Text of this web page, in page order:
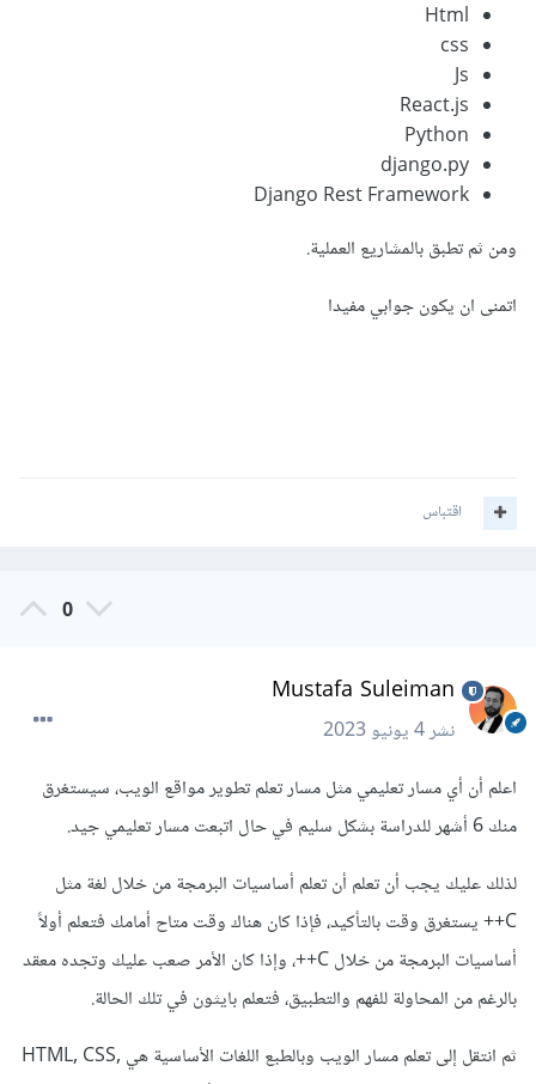
Html
css
Js
React.js
Python
django.py
Django Rest Framework
ومن ثم تطبق بالمشاريع العملية.
اتمنى ان يكون جوابي مفيدا
اقتباس
0
Mustafa Suleiman
نشر4 يونيو 2023
اعلم أن أي مسار تعليمي مثل مسار تعلم تطوير مواقع الويب، سيستغرق
منك 6 أشهر للدراسة بشكل سليم في حال اتبعت مسار تعليمي جيد.
لذلك عليك يجب أن تعلم أن تعلم أساسيات البرمجة من خلال لغة مثل
C++ يستغرق وقت بالتأكيد، فإذا كان هناك وقت متاح أمامك فتعلم أولاً
أساسيات البرمجة من خلال C++، وإذا كان الأمر صعب عليك وتجده معقد
بالرغم من المحاولة للفهم والتطبيق، فتعلم بايثون في تلك الحالة.
ثم انتقل إلى تعلم مسار الويب وبالطبع اللغات الأساسية هي HTML, CSS,